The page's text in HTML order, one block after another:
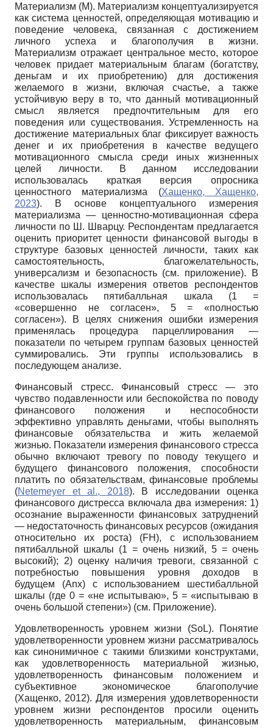
Материализм (M). Материализм концептуализируется
как система ценностей, определяющая мотивацию и
поведение человека, связанная с достижением
личного успеха и благополучия в жизни.
Материализм отражает центральное место, которое
человек придает материальным благам (богатству,
деньгам и их приобретению) для достижения
желаемого в жизни, включая счастье, а также
устойчивую веру в то, что данный мотивационный
смысл является предпочтительным для его
поведения или существования. Устремленность на
достижение материальных благ фиксирует важность
денег и их приобретения в качестве ведущего
мотивационного смысла среди иных жизненных
целей личности. В данном исследовании
использовалась краткая версия опросника
ценностного материализма (Хащенко, Хащенко,
2023). В основе концептуального измерения
материализма — ценностно-мотивационная сфера
личности по Ш. Шварцу. Респондентам предлагается
оценить приоритет ценности финансовой выгоды в
структуре базовых ценностей личности, таких как
самостоятельность, благожелательность,
универсализм и безопасность (см. приложение). В
качестве шкалы измерения ответов респондентов
использовалась пятибалльная шкала (1 =
«совершенно не согласен», 5 = «полностью
согласен»). В целях снижения ошибки измерения
применялась процедура парцеллирования —
показатели по четырем группам базовых ценностей
суммировались. Эти группы использовались в
последующем анализе.
Финансовый стресс. Финансовый стресс — это
чувство подавленности или беспокойства по поводу
финансового положения и неспособности
эффективно управлять деньгами, чтобы выполнять
финансовые обязательства и жить желаемой
жизнью. Показатели измерения финансового стресса
обычно включают тревогу по поводу текущего и
будущего финансового положения, способности
платить по обязательствам, финансовые проблемы
(Netemeyer et al., 2018). В исследовании оценка
финансового дистресса включала два измерения: 1)
осознание выраженности финансовых затруднений
— недостаточность финансовых ресурсов (ожидания
относительно их роста) (FH), с использованием
пятибалльной шкалы (1 = очень низкий, 5 = очень
высокий); 2) оценку наличия тревоги, связанной с
потребностью повышения уровня доходов в
будущем (Anx) с использованием шестибалльной
шкалы (где 0 = «не испытываю», 5 = «испытываю в
очень большой степени») (см. Приложение).
Удовлетворенность уровнем жизни (SoL). Понятие
удовлетворенности уровнем жизни рассматривалось
как синонимичное с такими близкими конструктами,
как удовлетворенность материальной жизнью,
удовлетворенность финансовым положением и
субъективное экономическое благополучие
(Хащенко, 2012). Для измерения удовлетворенности
уровнем жизни респондентов просили оценить
удовлетворенность материальным, финансовым